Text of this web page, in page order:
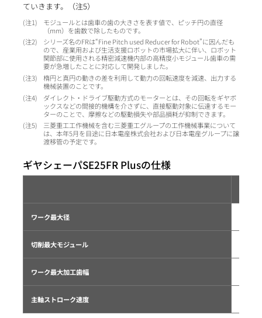
ていきます。（注5）
1
モジュールとは歯車の歯の大きさを表す値で、ピッチ円の直径
（mm）を歯数で除したものです。
2
シリーズ名のFRは“Fine Pitch used Reducer for Robot”に因んだも
ので、産業用および生活支援ロボットの市場拡大に伴い、ロボット
関節部に使用される精密減速機内部の高精度小モジュール歯車の需
要が急増したことに対応して開発しました。
3
楕円と真円の動きの差を利用して動力の回転速度を減速、出力する
機械装置のことです。
4
ダイレクト・ドライブ駆動方式のモーターとは、その回転をギヤボ
ックスなどの間接的機構を介さずに、直接駆動対象に伝達するモー
ターのことで、摩擦などの駆動損失や部品損耗が抑制できます。
5
三菱重工工作機械を含む三菱重工グループの工作機械事業について
は、本年5月を目途に日本電産株式会社および日本電産グループに譲
渡移管の予定です。
ギヤシェーパSE25FR Plusの仕様
ワーク最大径
切削最大モジュール
ワーク最大加工歯幅
主軸ストローク速度